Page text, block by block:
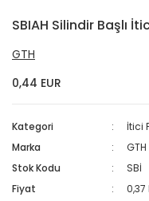
SBIAH Silindir Başlı
GTH
0,44 EUR
Kategori
İtici
Marka
GTH
Stok Kodu
SBİ
Fiyat
0,37